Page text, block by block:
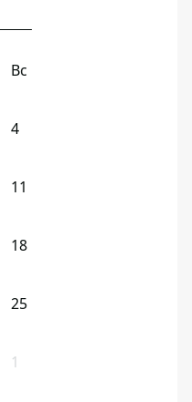
Вс
4
11
18
25
1